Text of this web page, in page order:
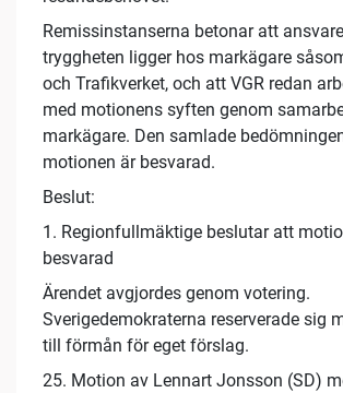
Remissinstanserna betonar att
tryggheten ligger hos markägare
och Trafikverket, och att VGR redan
med motionens syften genom
markägare. Den samlade
motionen är besvarad.
Beslut:
1. Regionfullmäktige beslutar att
besvarad
Ärendet avgjordes genom votering.
Sverigedemokraterna reserverade sig
till förmån för eget förslag.
25. Motion av Lennart Jonsson (SD)